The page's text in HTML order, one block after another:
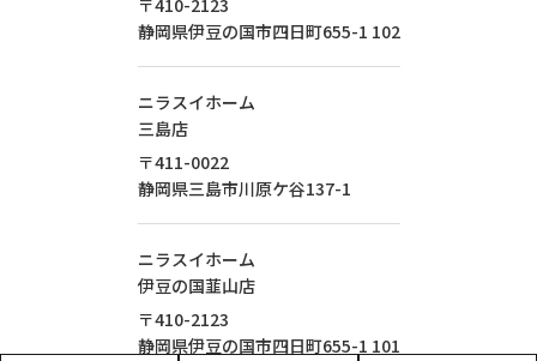
静岡県伊豆の国市四日町655-1 102
ニラスイホーム
三島店
〒411-0022
静岡県三島市川原ケ谷137-1
ニラスイホーム
伊豆の国韮山店
〒410-2123
静岡県伊豆の国市四日町655-1 101